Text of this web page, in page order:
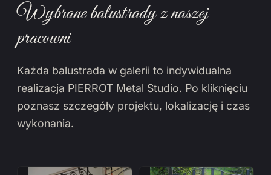
Wybrane balustrady z naszej
pracowni
Każda balustrada w galerii to indywidualna
realizacja PIERROT Metal Studio. Po kliknięciu
poznasz szczegóły projektu, lokalizację i czas
wykonania.